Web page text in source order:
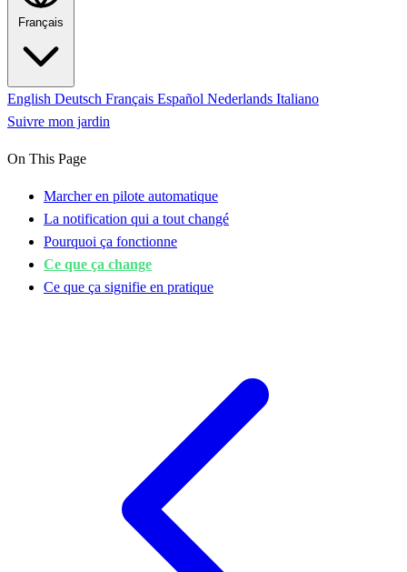
Français
English Deutsch Français Español Nederlands Italiano
Suivre mon jardin
On This Page
Marcher en pilote automatique
La notification qui a tout changé
Pourquoi ça fonctionne
Ce que ça change
Ce que ça signifie en pratique